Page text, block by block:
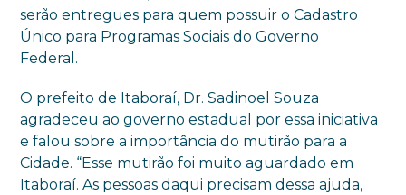
serão entregues para quem possuir o Cadastro
Único para Programas Sociais do Governo
Federal.
O prefeito de Itaboraí, Dr.Sadinoel Souza
agradeceu ao governo estadual por essa iniciativa
e falou sobre a importância do mutirão para a
Cidade. “Esse mutirão foi muito aguardado em
Itaboraí. As pessoas daqui precisam dessa ajuda,